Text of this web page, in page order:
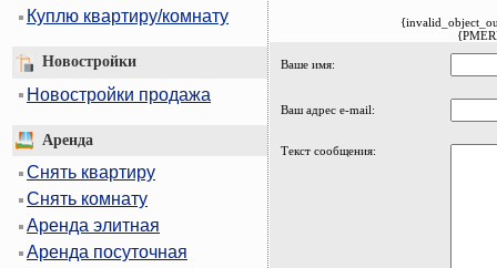
Куплю квартиру/комнату
Новостройки
Новостройки продажа
Аренда
Снять квартиру
Снять комнату
Аренда элитная
Аренда посуточная
Ваше имя:
Ваш адрес e-mail:
Текст сообщения: